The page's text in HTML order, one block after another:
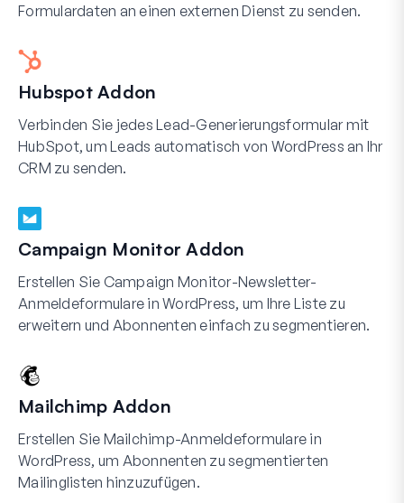
Formulardaten an einen externen Dienst zu senden.
Hubspot Addon
Verbinden Sie jedes Lead-Generierungsformular mit
HubSpot, um Leads automatisch von WordPress an Ihr
CRM zu senden.
Campaign Monitor Addon
Erstellen Sie Campaign Monitor-Newsletter-
Anmeldeformulare in WordPress, um Ihre Liste zu
erweitern und Abonnenten einfach zu segmentieren.
Mailchimp Addon
Erstellen Sie Mailchimp-Anmeldeformulare in
WordPress, um Abonnenten zu segmentierten
Mailinglisten hinzuzufügen.